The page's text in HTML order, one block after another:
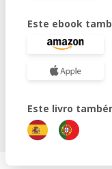
Este ebook
Este livro